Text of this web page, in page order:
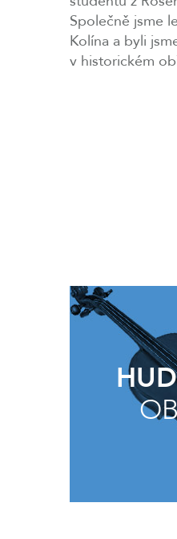
Společně jsme
Kolína a byli
v historickém